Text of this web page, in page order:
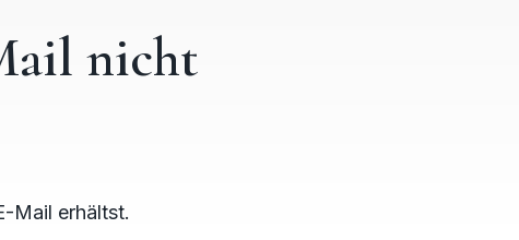
nicht
Mail erhältst.